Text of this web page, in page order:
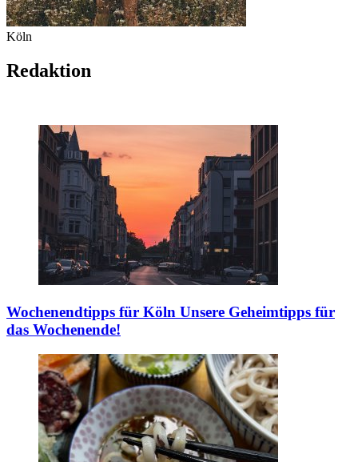
Köln
Redaktion
Wochenendtipps für Köln Unsere Geheimtipps für
das Wochenende!